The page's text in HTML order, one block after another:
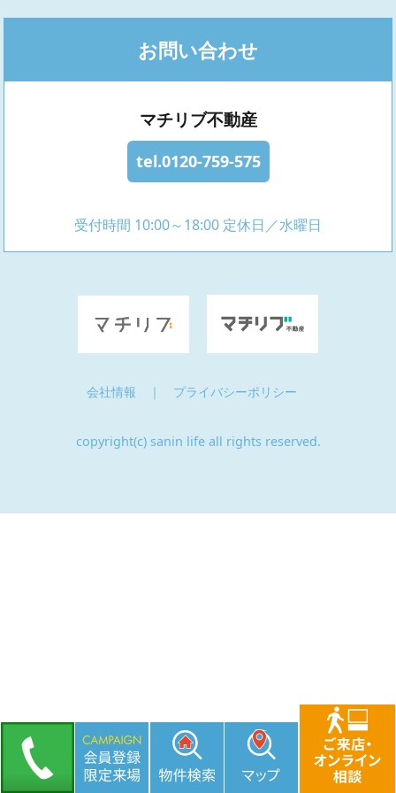
お問い合わせ
マチリブ不動産
tel.0120-759-575
受付時間 10:00～18:00 定休日／水曜日
会社情報 ｜ プライバシーポリシー
copyright(c) sanin life all rights reserved.